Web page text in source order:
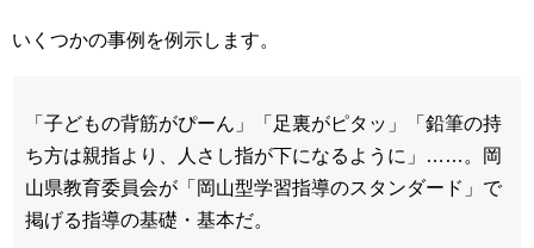
いくつかの事例を例示します。
「子どもの背筋がぴーん」「足裏がピタッ」「鉛筆の持
ち方は親指より、人さし指が下になるように」……。岡
山県教育委員会が「岡山型学習指導のスタンダード」で
掲げる指導の基礎・基本だ。